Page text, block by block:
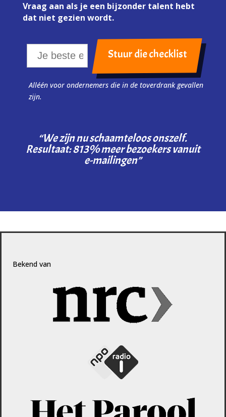
Vraag aan als je een bijzonder talent hebt
dat niet gezien wordt.
Alléén voor ondernemers die in de toverdrank gevallen
zijn.
“We zijn nu schaamteloos onszelf.
Resultaat: 813% meer bezoekers vanuit
e-mailingen”
Bekend van